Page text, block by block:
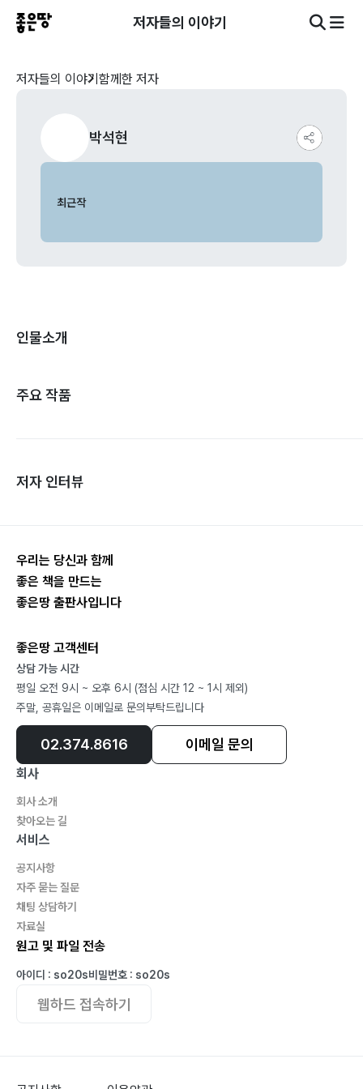
저자들의 이야기
저자들의 이야기 함께한 저자
박석현
최근작
인물소개
주요 작품
저자 인터뷰
우리는 당신과 함께
좋은 책을 만드는
좋은땅 출판사입니다
좋은땅 고객센터
상담 가능 시간
평일 오전 9시 ~ 오후 6시 (점심 시간 12 ~ 1시 제외)
주말, 공휴일은 이메일로 문의부탁드립니다
02.374.8616 이메일 문의
회사
회사 소개
찾아오는 길
서비스
공지사항
자주 묻는 질문
채팅 상담하기
자료실
원고 및 파일 전송
아이디 : so20s비밀번호 : so20s
웹하드 접속하기